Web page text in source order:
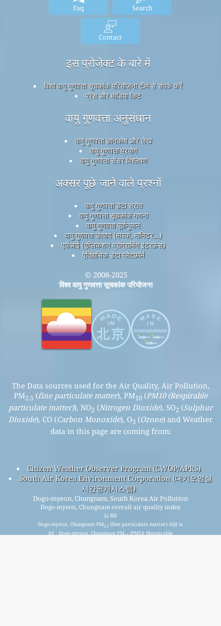
Faq Search
Contact
इस प्रोजेक्ट के बारे में
विश्व वायु गुणवत्ता सूचकांक परियोजना टीम से संपर्क करें
प्रेस और मीडिया किट
वायु गुणवत्ता अनुसंधान
वायु गुणवत्ता ज्ञानकोष और लेख
वायु गुणवत्ता प्रयोग
वायु गुणवत्ता सेंसर विश्लेषण
अक्सर पूछे जाने वाले प्रश्नों
वायु गुणवत्ता डेटा स्रोत
वायु गुणवत्ता सूचकांक गणना
वायु गुणवत्ता पूर्वानुमान
वायु गुणवत्ता उत्पाद (मास्क, मॉनिटर...)
एपीआई (एप्लिकेशन प्रोग्रामिंग इंटरफ़ेस)
ऐतिहासिक डेटा प्लेटफ़ॉर्म
© 2008-2025
विश्व वायु गुणवत्ता सूचकांक परियोजना
The Data sources used for the Air Quality, Air Pollution,
PM2.5 (fine particulate matter), PM10(PM10 (Respirable
particulate matter)), NO2 (Nitrogen Dioxide), SO2 (Sulphur
Dioxide), CO (Carbon Monoxide), O3 (Ozone) and Weather
data in this page are coming from:
Citizen Weather Observer Program (CWOP/APRS)
South Air Korea Environment Corporation (대기오염실
시간공개시스템)
Dogo-myeon, Chungnam, South Korea Air Pollution
Dogo-myeon, Chungnam overall air quality index
is 80
Dogo-myeon, Chungnam PM2.5(fine particulate matter) AQI is
80 - Dogo-myeon, Chungnam PM10(PM10 (Respirable